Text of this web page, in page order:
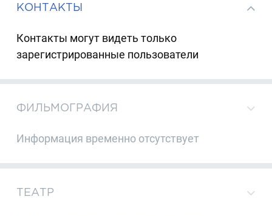
КОНТАКТЫ
Контакты могут видеть только
зарегистрированные пользователи
ФИЛЬМОГРАФИЯ
Информация временно отсутствует
ТЕАТР